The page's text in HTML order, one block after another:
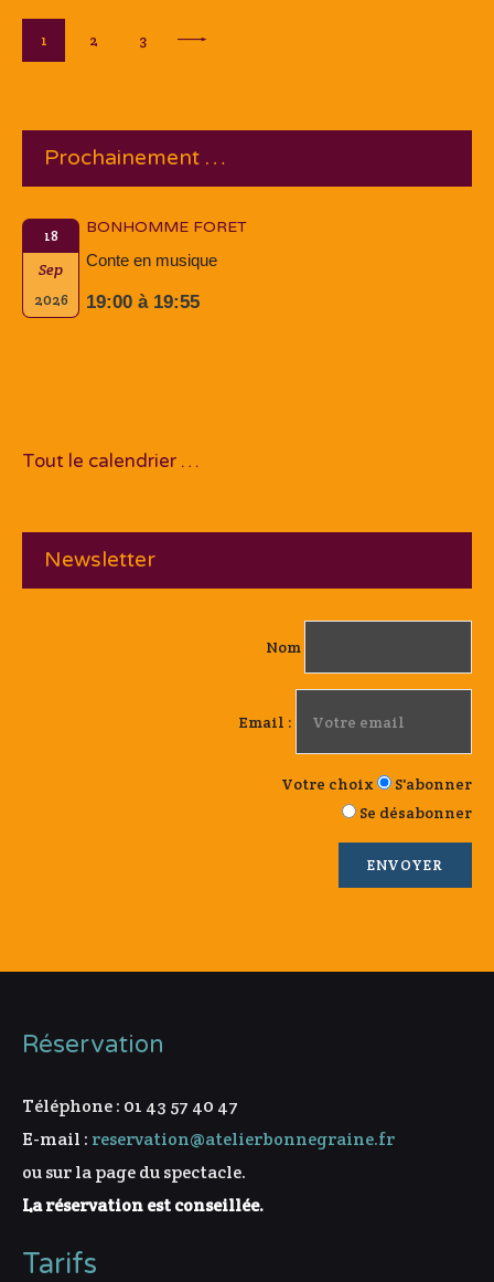
Pagination
des
PAGE
1 PAGE
2 PAGE
3
Prochainement …
18
Sep
2026
BONHOMME FORET
Conte en musique
19:00 à 19:55
Tout le calendrier …
Newsletter
Nom
Email :
Votre choix
S'abonner
Se désabonner
Réservation
Téléphone : 01 43 57 40 47
E-mail : reservation@atelierbonnegraine.fr
ou sur la page du spectacle.
La réservation est conseillée.
Tarifs